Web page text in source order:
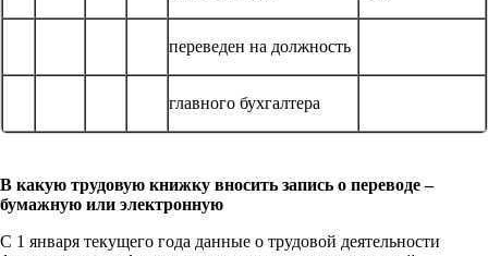
переведен на должность
главного бухгалтера
В какую трудовую книжку вносить запись о переводе –
бумажную или электронную
С 1 января текущего года данные о трудовой деятельности